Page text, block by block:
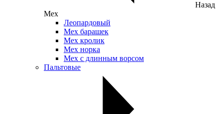
Назад
Мех
Леопардовый
Мех барашек
Мех кролик
Мех норка
Мех с длинным ворсом
Пальтовые